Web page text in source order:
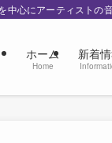
心にアーティストの
ホーム
Home
新着